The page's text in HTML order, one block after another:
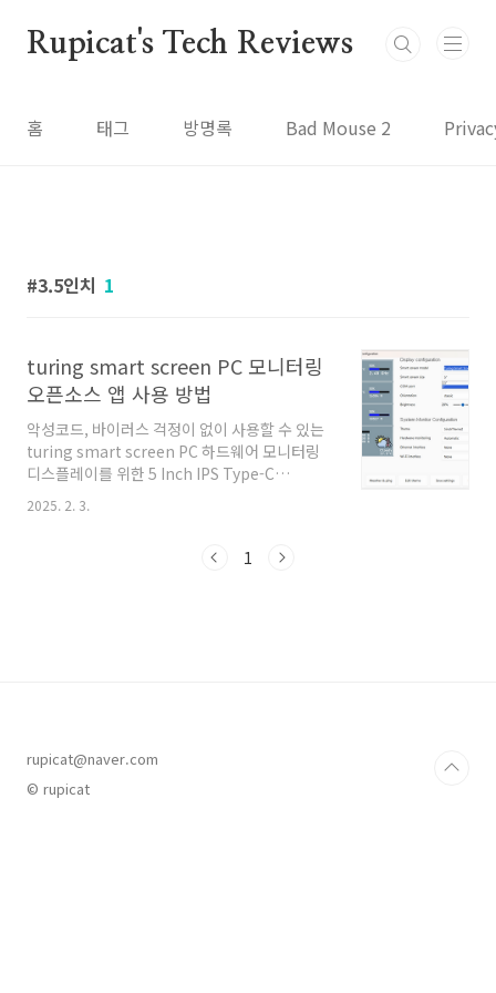
Rupicat's Tech Reviews
홈 태그 방명록 Bad Mouse 2
3.5인치 1
turing smart screen PC 모니터링
오픈소스 앱 사용 방법
악성코드, 바이러스 걱정이 없이 사용할 수 있는
turing smart screen PC 하드웨어 모니터링
디스플레이를 위한 5 Inch IPS Type-C
Secondary Screen Dynamic 800x480 LCD
Display CPU GPU RAM HDD Monitoring
AliSmarter Shopping, Better Living!
2025. 2. 3.
1
rupicat@naver.com
© rupicat